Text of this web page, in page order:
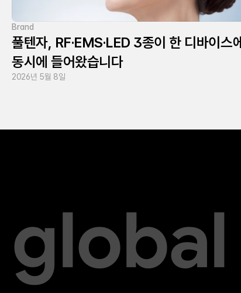
Brand
풀텐자, RF·EMS·LED 3종이 한 디바이스에
동시에 들어왔습니다
2026년 5월 8일